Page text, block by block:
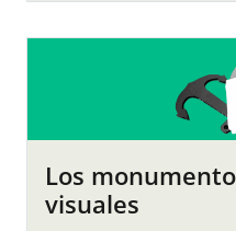
Los
visuales